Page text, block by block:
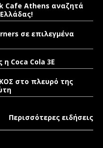
Cafe Athens αναζητά
σε επιλεγμένα
Coca Cola 3E
στο πλευρό της
Περισσότερες ειδήσεις